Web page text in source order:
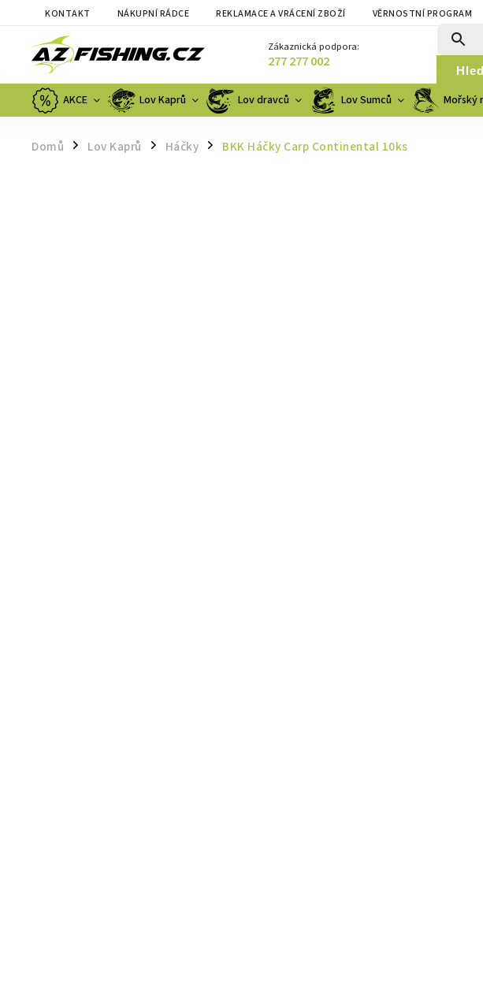
KONTAKT NÁKUPNÍ RÁDCE REKLAMACE A VRÁCENÍ ZBOŽÍ VĚRNOSTNÍ PROGRAM
Zákaznická podpora:
277 277 002
AKCE Lov Kaprů Lov dravců Lov Sumců Mořský
Domů / Lov Kaprů / Háčky / BKK Háčky Carp Continental 10ks